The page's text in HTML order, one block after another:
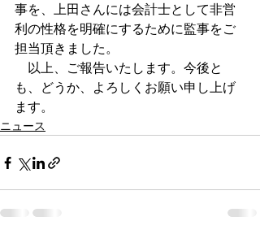
事を、上田さんには会計士として非営
利の性格を明確にするために監事をご
担当頂きました。
以上、ご報告いたします。今後と
も、どうか、よろしくお願い申し上げ
ます。
ニュース